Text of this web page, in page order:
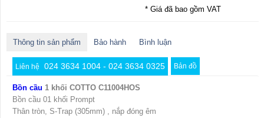
* Giá đã bao gồm VAT
Thông tin sản phẩm Bảo hành Bình luận
Liên hệ 024 3634 1004 - 024 3634 0325 Bản đồ
Bồn cầu 1 khối COTTO C11004HOS
Bồn cầu 01 khối Prompt
Thân tròn, S-Trap (305mm) , nắp đóng êm